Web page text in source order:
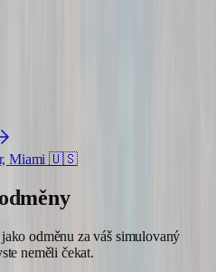
Miami 🇺🇸
odměny
odměnu za váš simulovaný
neměli čekat.